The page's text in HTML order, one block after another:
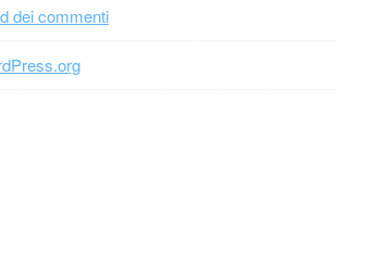
dei commenti